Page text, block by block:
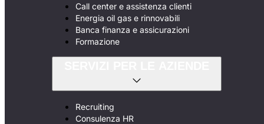
Call center e assistenza clienti
Energia oil gas e rinnovabili
Banca finanza e assicurazioni
Formazione
Recruiting
Consulenza HR